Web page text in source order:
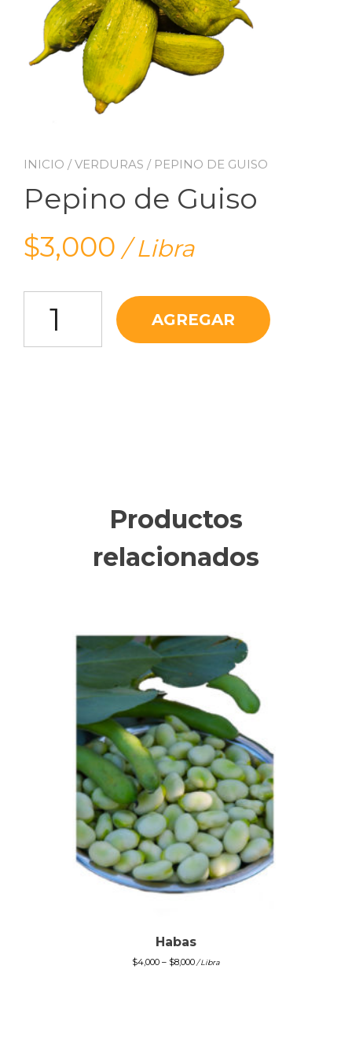
INICIO /VERDURAS / PEPINO DE GUISO
Pepino de Guiso
$3,000 / Libra
Pepino de Guiso cantidad
AGREGAR
Productos
relacionados
Habas
$4,000 – $8,000/ Libra